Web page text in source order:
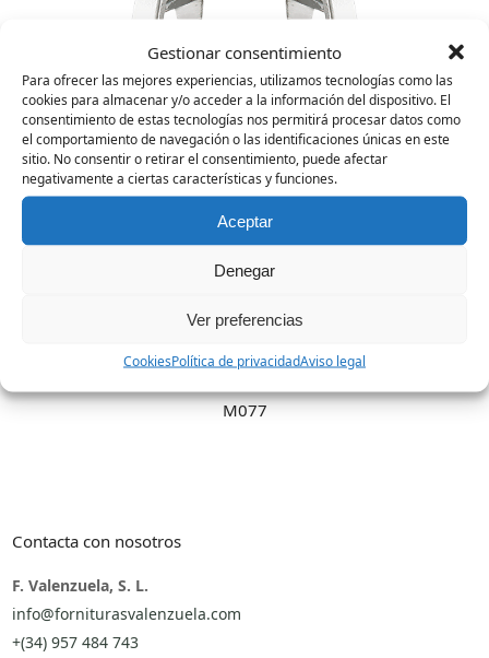
Gestionar consentimiento
Para ofrecer las mejores experiencias, utilizamos tecnologías como las
cookies para almacenar y/o acceder a la información del dispositivo. El
consentimiento de estas tecnologías nos permitirá procesar datos como
el comportamiento de navegación o las identificaciones únicas en este
sitio. No consentir o retirar el consentimiento, puede afectar
negativamente a ciertas características y funciones.
Aceptar
Denegar
Ver preferencias
CookiesPolítica de privacidadAviso legal
M077
Contacta con nosotros
F. Valenzuela, S. L.
info@forniturasvalenzuela.com
+(34) 957 484 743